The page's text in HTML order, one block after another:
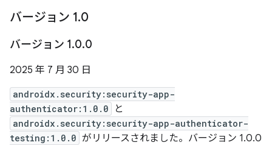
バージョン 1.0
バージョン 1.0.0
2025 年 7 月 30 日
androidx.security:security-app-
authenticator:1.0.0
と
androidx.security:security-app-authenticator-
testing:1.0.0 がリリースされました。バージョン 1.0.0